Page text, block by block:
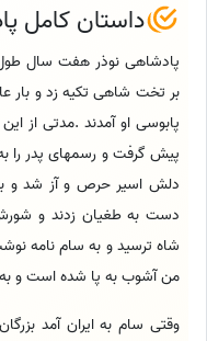
داستان کامل
پادشاهی نوذر هفت سال
بر تخت شاهی تکیه زد و بار
پابوسی او آمدند .مدتی از
پیش گرفت و رسمهای پدر را
دلش اسیر حرص و آز شد و به
دست به طغیان زدند و
شاه ترسید و به سام نامه
من آشوب به پا شده است و به
وقتی سام به ایران آمد